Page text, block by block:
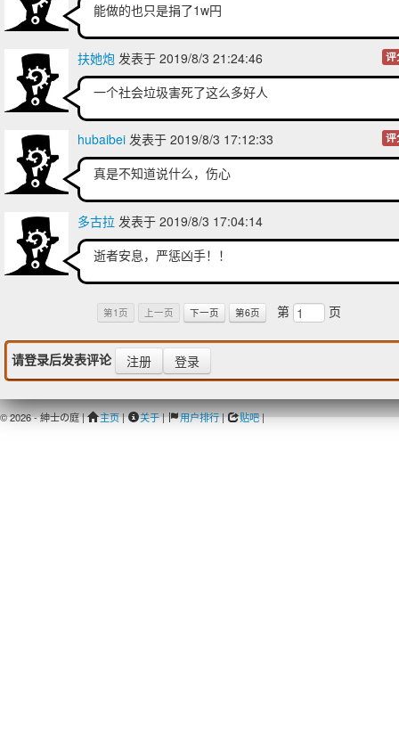
能做的也只是捐了1w円
扶她炮 发表于 2019/8/3 21:24:46 评
一个社会垃圾害死了这么多好人
hubaibei 发表于 2019/8/3 17:12:33 评
真是不知道说什么，伤心
多古拉 发表于 2019/8/3 17:04:14
逝者安息，严惩凶手！！
第1页 上一页 下一页 第6页 第 页
请登录后发表评论 注册 登录
© 2026 - 紳士の庭 | 主页| 关于| 用户排行| 贴吧|